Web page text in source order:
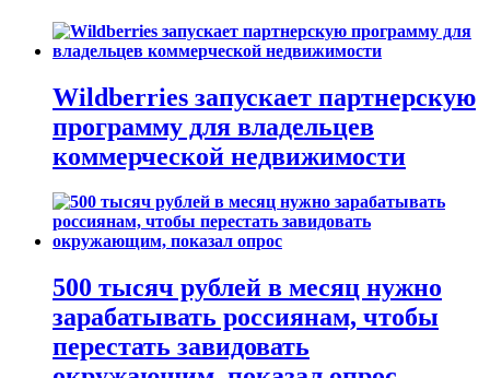
Wildberries запускает партнерскую
программу для владельцев
коммерческой недвижимости
500 тысяч рублей в месяц нужно
зарабатывать россиянам, чтобы
перестать завидовать